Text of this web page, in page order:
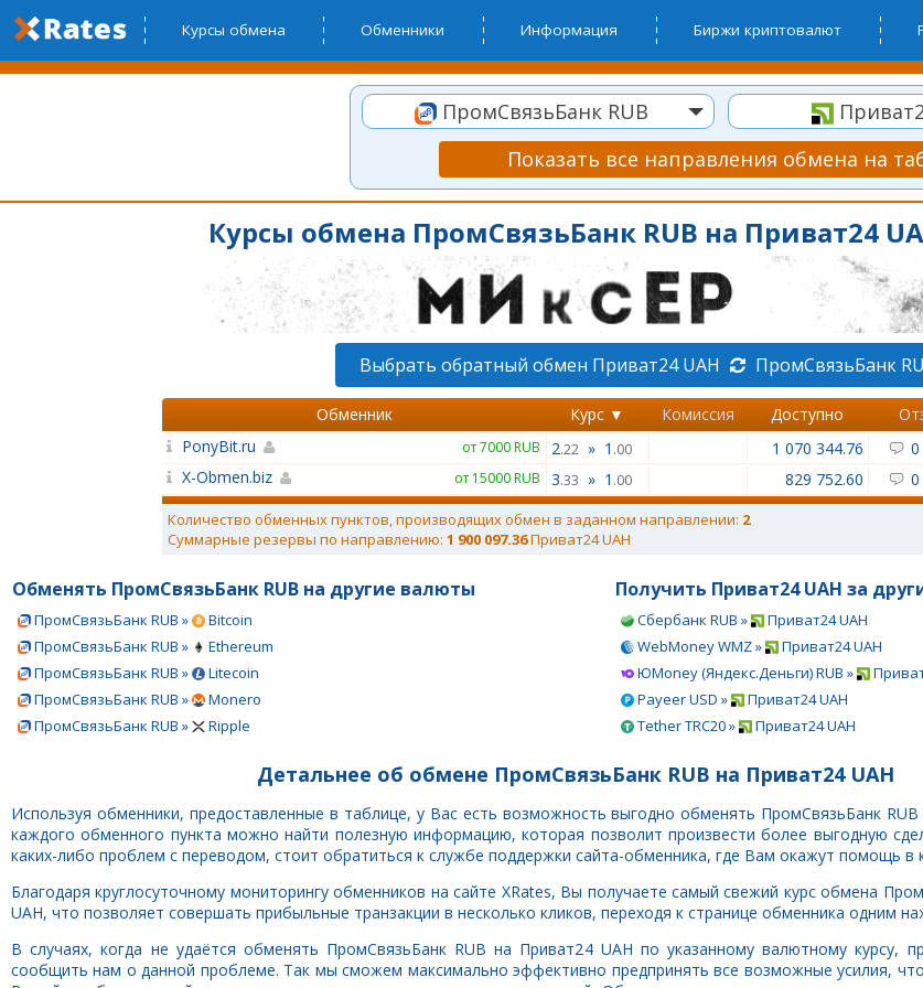
Курсы обмена Обменники Информация Биржи криптовалют
ПромСвязьБанк RUB
Показать все направления обмена на
Курсы обмена ПромСвязьБанк RUB на Приват24
Выбрать обратный обмен Приват24 UAH ПромСвязьБанк
Обменник Курс ▼ Комиссия Доступно
PonyBit.ru
от 7000 RUB 2.22 » 1 .00 1 070 344.76 0
X-Obmen.biz
от 15000 RUB 3.33 » 1 .00 829 752.60 0
Количество обменных пунктов, производящих обмен в заданном направлении: 2
Суммарные резервы по направлению: 1 900 097.36Приват24 UAH
Обменять ПромСвязьБанк RUB на другие валюты
ПромСвязьБанк RUB »
Bitcoin
ПромСвязьБанк RUB »
Ethereum
ПромСвязьБанк RUB »
Litecoin
ПромСвязьБанк RUB »
Monero
ПромСвязьБанк RUB »
Ripple
Получить Приват24 UAH за
Сбербанк RUB »
Приват24 UAH
WebMoney WMZ »
Приват24 UAH
ЮMoney (Яндекс.Деньги) RUB »
Payeer USD »
Приват24 UAH
Tether TRC20 »
Приват24 UAH
Детальнее об обмене ПромСвязьБанк RUB на Приват24 UAH
Используя обменники, предоставленные в таблице, у Вас есть возможность выгодно обменять ПромСвязьБанк
каждого обменного пункта можно найти полезную информацию, которая позволит произвести более выгодную
каких-либо проблем с переводом, стоит обратиться к службе поддержки сайта-обменника, где Вам окажут помощь в
Благодаря круглосуточному мониторингу обменников на сайте XRates, Вы получаете самый свежий курс обмена
UAH, что позволяет совершать прибыльные транзакции в несколько кликов, переходя к странице обменника одним
В случаях, когда не удаётся обменять ПромСвязьБанк RUB на Приват24 UAH по указанному валютному курсу,
сообщить нам о данной проблеме. Так мы сможем максимально эффективно предпринять все возможные усилия,